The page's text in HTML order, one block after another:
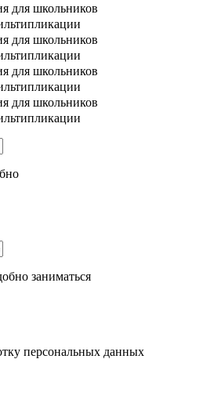
для школьников
для школьников
для школьников
для школьников
заниматься
персональных данных